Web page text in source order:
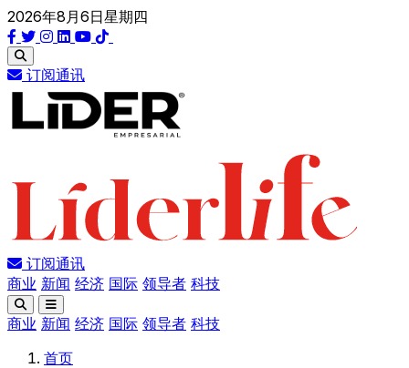
2026年8月6日星期四
订阅通讯
订阅通讯
商业 新闻 经济 国际 领导者 科技
商业 新闻 经济 国际 领导者 科技
首页